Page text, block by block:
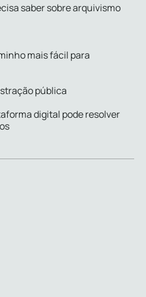
saber sobre arquivismo
mais fácil para
pública
digital pode resolver